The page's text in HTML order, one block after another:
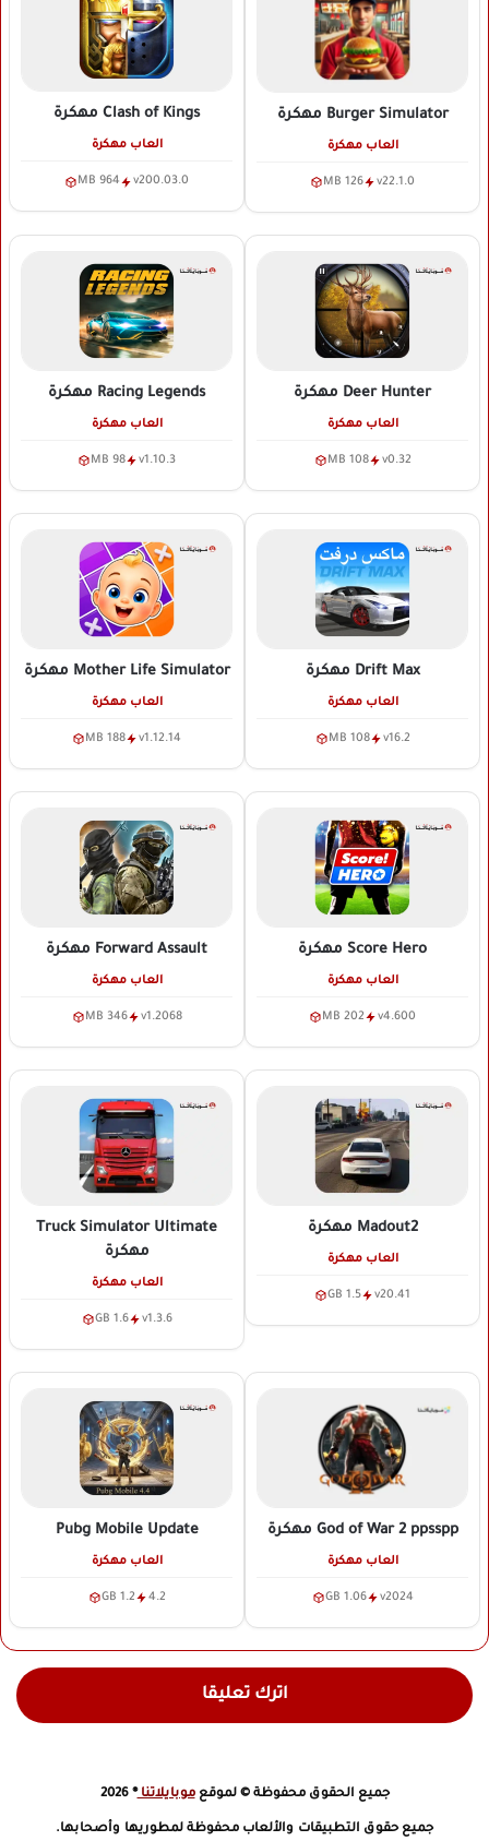
Burger Simulator مهكرة
العاب مهكرة
v22.1.0
126 MB
Clash of Kings مهكرة
العاب مهكرة
v200.03.0
964 MB
Deer Hunter مهكرة
العاب مهكرة
v0.32
108 MB
Racing Legends مهكرة
العاب مهكرة
v1.10.3
98 MB
Drift Max مهكرة
العاب مهكرة
v16.2
108 MB
Mother Life Simulator مهكرة
العاب مهكرة
v1.12.14
188 MB
Score Hero مهكرة
العاب مهكرة
v4.600
202 MB
Forward Assault مهكرة
العاب مهكرة
v1.2068
346 MB
Madout2 مهكرة
العاب مهكرة
v20.41
1.5 GB
Truck Simulator Ultimate
مهكرة
العاب مهكرة
v1.3.6
1.6 GB
God of War 2 ppsspp مهكرة
العاب مهكرة
v2024
1.06 GB
Pubg Mobile Update
العاب مهكرة
4.2
1.2 GB
اترك تعليقا
جميع الحقوق محفوظة © لموقعموبايلاتنا® 2026
جميع حقوق التطبيقات والألعاب محفوظة لمطوريها وأصحابها.